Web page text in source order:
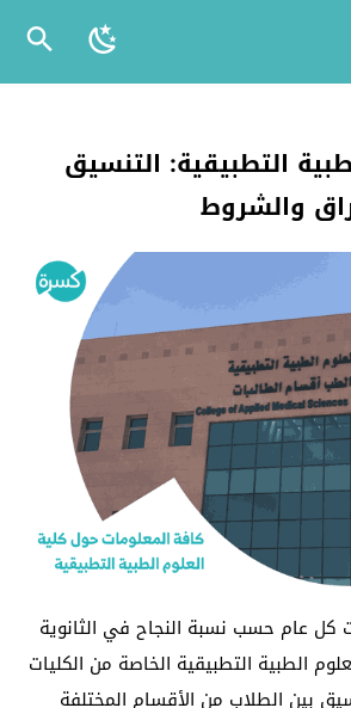
التطبيقية: التنسيق
والشروط
كل عام حسب نسبة النجاح في الثانوية
الطبية التطبيقية الخاصة من الكليات
بين الطلاب من الأقسام المختلفة